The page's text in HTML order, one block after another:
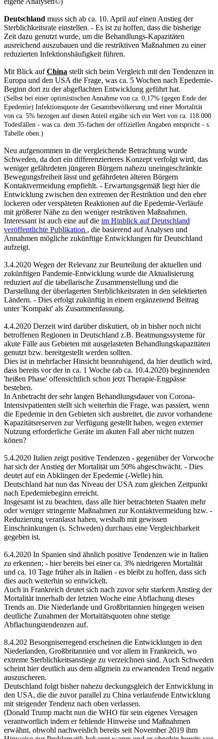
Deutschland muss sich ab ca. 10. April auf einen Anstieg der
Sterblichkeitsrate einstellen. - Es ist zu hoffen, dass die bisherige
Zeit dazu genutzt wurde, um die Behandlungs-Kapazitäten
ausreichend auszubauen und die restriktiven Maßnahmen zu einer
reduzierten Infektionshäufigkeit führen.
Mit Blick aufChina stellt sich beim Vergleich mit den Tendenzen in
Europa und den USA die Frage, was ca. 5 Wochen nach Epedemie-
Beginn dort zu der abgeflachten Entwicklung geführt hat.
(Selbst bei einer optimistischen Annahme von ca. 0,17% (gegen Ende der
Epedemie) Infektionsquote der Gesamtbevölkerung und einer Mortalität
von ca. 5% bezogen auf diesen Anteil ergäbe sich ein Wert von ca. 118.000
Todesfällen - was ca. dem 35-fachen der offiziellen Angaben entspricht - s.
Tabelle oben.)
Neu aufgenommen in die vergleichende Betrachtung wurde
Schweden, da dort ein differenzierteres Konzept verfolgt wird, das
weniger gefährdeten jüngeren Bürgern nahezu uneingeschränkte
Bewegungsfreiheit lässt und gefährdeten älteren Bürgern
Kontaktvermeidung empfiehlt. - Erwartungsgemäß liegt hier die
Entwicklung zwischen den extremen der Restriktion und den eher
lockeren oder verspäteten Reaktionen auf die Epedemie-Verläufe
mit größerer Nähe zu den weniger restriktiven Maßnahmen.
Interessant ist auch eine auf die im Hinblick auf Deutschland
veröffentlichte Publikation , die basierend auf Analysen und
Annahmen mögliche zukünftige Entwicklungen für Deutschland
aufzeigt.
3.4.2020 Wegen der Relevanz zur Beurteilung der aktuellen und
zukünftigen Pandemie-Entwicklung wurde die Aktualisierung
reduziert auf die tabellarische Zusammenstellung und die
Darstellung der überlagerten Sterblichkeitsraten in den selektierten
Ländern. - Dies erfolgt zukünftig in einem ergänzenend Beitrag
unter 'Kompakt' als Zusammenfassung.
4.4.2020 Derzeit wird darüber diskutiert, ob in bisher noch nicht
betroffenen Regionen in Deutschland z.B. Beatmungssysteme für
akute Fälle aus Gebieten mit ausgelasteten Behandlungskapazitäten
genutzt bzw. bereitgestellt werden sollten.
Dies ist in mehrfacher Hinsicht beunruhigend, da hier deutlich wird,
dass bereits vor der in ca. 1 Woche (ab ca. 10.4.2020) beginnenden
'heißen Phase' offensichtlich schon jetzt Therapie-Engpässe
bestehen.
In Anbetracht der sehr langen Behandlungsdauer von Corona-
Intensivpatienten stellt sich weiterhin die Frage, was passiert, wenn
die Epedemie in den Gebieten sich ausbreitet, die zuvor vorhandene
Kapazitätsreserven zur Verfügung gestellt haben, wegen externer
Nutzung erforderliche Geräte im akuten Fall aber nicht nutzen
könen?
5.4.2020 Italien zeigt positive Tendenzen - gegenüber der Vorwoche
hat sich der Anstieg der Mortalität um 50% abgeschwächt. - Dies
deutet auf ein Abklingen der Epedemie (-Welle) hin.
Deutschland hat nun das Niveau der USA zum gleichen Zeitpunkt
nach Epedemiebeginn erreicht.
Insgesamt ist zu beachten, dass alle hier betrachteten Staaten mehr
oder weniger stringente Maßnahmen zur Kontaktvermeidung bzw. -
Reduzierung veranlasst haben, weshalb mit gewissen
Einschränkungen (s. Schweden) durchaus eine Vergleichbarkeit
gegeben ist.
6.4.2020 In Spanien sind ähnlich positive Tendenzen wie in Italien
zu erkennen; - hier bereits bei einer ca. 3% niedrigeren Mortalität
und ca. 10 Tage früher als in Italien - es bleibt zu hoffen, dass sich
dies auch weiterhin so entwickelt.
Auch in Frankreich deutet sich nach zuvor sehr starkem Anstieg der
Mortalität innerhalb der letzten Woche eine Abflachung dieses
Trends an. Die Niederlande und Großbritannien hingegen weisen
deutliche Zunahmen der Mortaitätsquoten ohne stetige
Abflachungstendenzen auf.
8.4.202 Besorgniserregend erscheinen die Entwicklungen in den
Niederlanden, Großbritannien und vor allem in Frankreich, wo
extreme Sterblichkeitsanstiege zu verzeichnen sind. Auch Schweden
scheint hier deutlich aus dem allgmein zu erwartenden Trend negativ
auszuscheren.
Deutschland folgt bisher nahezu deckungsgleich der Entwicklung in
den USA, die die zuvor parallel zu China verlaufende Entwicklung
mit steigender Tendenz nach oben verlassen.
(Donald Trump macht nun die WHO für sein eigenes Versagen
verantwortlich indem er fehlende Hinweise und Maßnahmen
erwähnt, obwohl nachweislich bereits seit November 2019 ihm